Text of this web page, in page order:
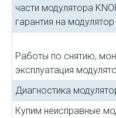
части модулятора
гарантия на
Работы по снятию,
эксплуатация
Диагностика
Купим неисправные